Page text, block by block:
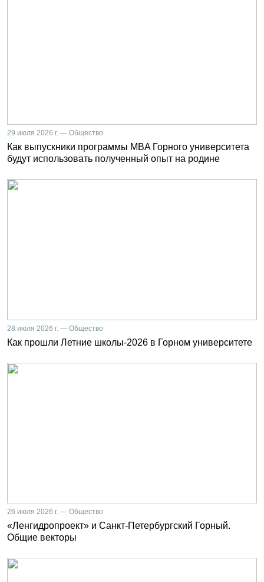
29 июля 2026 г. — Общество
Как выпускники программы MBA Горного университета
будут использовать полученный опыт на родине
28 июля 2026 г. — Общество
Как прошли Летние школы-2026 в Горном университете
26 июля 2026 г. — Общество
«Ленгидропроект» и Санкт-Петербургский Горный.
Общие векторы